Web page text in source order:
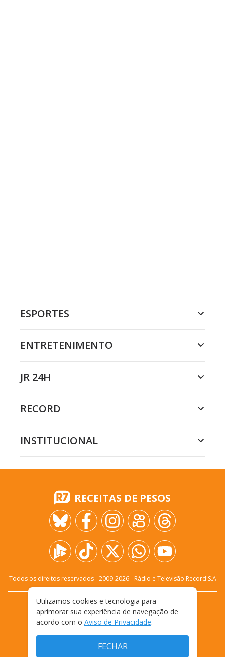
ESPORTES
ENTRETENIMENTO
JR 24H
RECORD
INSTITUCIONAL
RECEITAS DE PESOS
Todos os direitos reservados - 2009-2026- Rádio e Televisão Record S.A
FALE CONOSCO
PRIVACIDADE
TERMOS E CONDIÇÕES DE USO
Utilizamos cookies e tecnologia para
aprimorar sua experiência de navegação de
acordo com o Aviso de Privacidade.
FECHAR